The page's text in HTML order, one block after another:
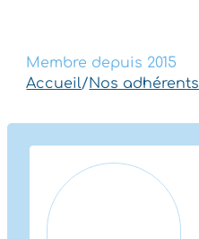
Membre depuis 2015
Accueil/Nos adhérents